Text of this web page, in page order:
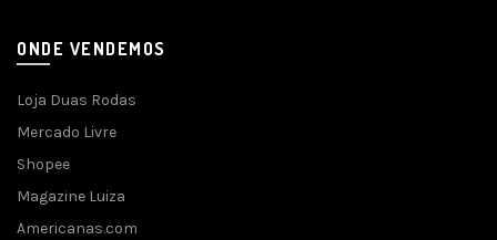
ONDE VENDEMOS
Loja Duas Rodas
Mercado Livre
Shopee
Magazine Luiza
Americanas.com